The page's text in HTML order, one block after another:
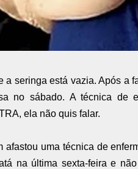
a seringa está vazia. Após a
no sábado. A técnica de
ela não quis falar.
afastou uma técnica de
na última sexta-feira e